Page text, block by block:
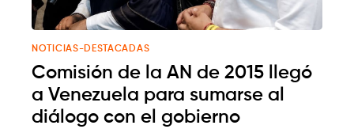
NOTICIAS-DESTACADAS
Comisión de la AN de 2015 llegó
a Venezuela para sumarse al
diálogo con el gobierno